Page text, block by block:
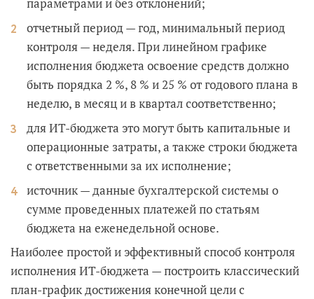
отчетный период — год, минимальный период
контроля — неделя. При линейном графике
исполнения бюджета освоение средств должно
быть порядка 2 %, 8 % и 25 % от годового плана в
неделю, в месяц и в квартал соответственно;
для ИТ-бюджета это могут быть капитальные и
операционные затраты, а также строки бюджета
с ответственными за их исполнение;
источник — данные бухгалтерской системы о
сумме проведенных платежей по статьям
бюджета на еженедельной основе.
Наиболее простой и эффективный способ контроля
исполнения ИТ-бюджета — построить классический
план-график достижения конечной цели с